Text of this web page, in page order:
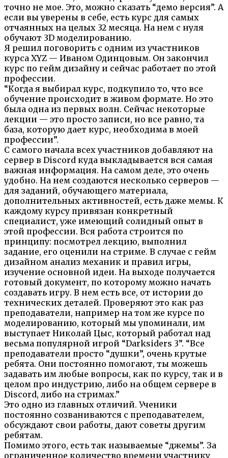
точно не мое. Это, можно сказать “демо версия”. А
если вы уверены в себе, есть курс для самых
отчаянных на целых 32 месяца. На нем с нуля
обучают 3D моделированию.
Я решил поговорить с одним из участников
курса XYZ — Иваном Одинцовым. Он закончил
курс по гейм дизайну и сейчас работает по этой
профессии.
“Когда я выбирал курс, подкупило то, что все
обучение происходит в живом формате. Но это
была одна из первых волн. Сейчас некоторые
лекции — это просто записи, но все равно, та
база, которую дает курс, необходима в моей
профессии”.
С самого начала всех участников добавляют на
сервер в Discord куда выкладывается вся самая
важная информация. На самом деле, это очень
удобно. На нем создаются несколько серверов —
для заданий, обучающего материала,
дополнительных активностей, есть даже мемы. К
каждому курсу привязан конкретный
специалист, уже имеющий солидный опыт в
этой профессии. Вся работа строится по
принципу: посмотрел лекцию, выполнил
задание, его оценили на стриме. В случае с гейм
дизайном анализ механик и правил игры,
изучение основной идеи. На выходе получается
готовый документ, по которому можно начать
создавать игру. В нем есть все, от истории до
технических деталей. Проверяют это как раз
преподаватели, например на том же курсе по
моделированию, который мы упоминали, им
выступает Николай Цыс, который работал над
весьма популярной игрой “Darksiders 3”. “Все
преподаватели просто “душки”, очень крутые
ребята. Они постоянно помогают, ты можешь
задавать им любые вопросы, как по курсу, так и в
целом про индустрию, либо на общем сервере в
Discord, либо на стримах.”
Это одно из главных отличий. Ученики
постоянно созваниваются с преподавателем,
обсуждают свои работы, дают советы другим
ребятам.
Помимо этого, есть так называемые “джемы”. За
ограниченное количество времени участнику